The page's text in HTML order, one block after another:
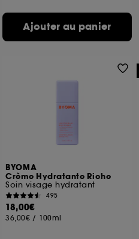
Ajouter au panier
BYOMA
Crème Hydratante Riche
Soin visage hydratant
495
18,00€
36,00€ / 100ml